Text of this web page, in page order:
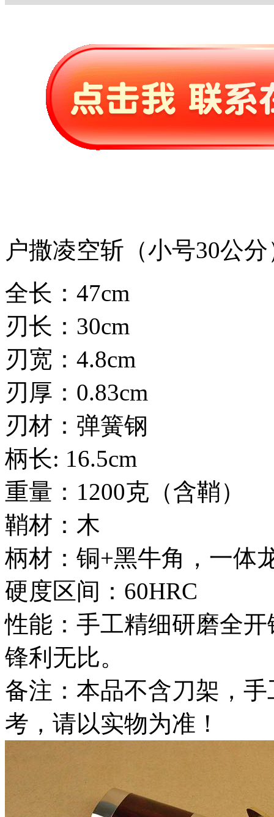
户撒凌空斩（小号30公分
全长：47cm
刃长：30cm
刃宽：4.8cm
刃厚：0.83cm
刃材：弹簧钢
柄长: 16.5cm
重量：1200克（含鞘）
鞘材：木
柄材：铜+黑牛角，一体
硬度区间：60HRC
性能：手工精细研磨全
锋利无比。
备注：本品不含刀架，
考，请以实物为准！